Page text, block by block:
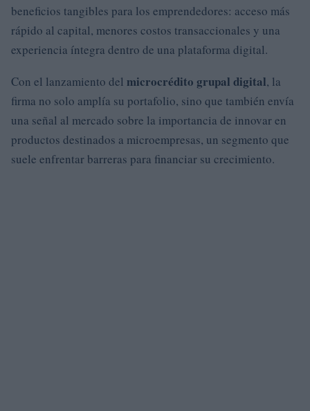
beneficios tangibles para los emprendedores: acceso más
rápido al capital, menores costos transaccionales y una
experiencia íntegra dentro de una plataforma digital.
Con el lanzamiento del microcrédito grupal digital, la
firma no solo amplía su portafolio, sino que también envía
una señal al mercado sobre la importancia de innovar en
productos destinados a microempresas, un segmento que
suele enfrentar barreras para financiar su crecimiento.